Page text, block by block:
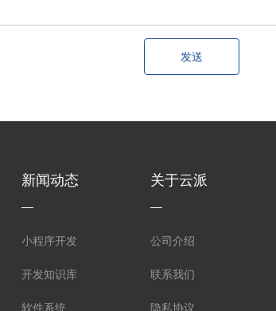
发送
新闻动态
小程序开发
开发知识库
软件系统
关于云派
公司介绍
联系我们
隐私协议